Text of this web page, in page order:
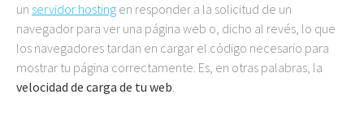
un servidor hosting en responder a la solicitud de un
navegador para ver una página web o, dicho al revés, lo que
los navegadores tardan en cargar el código necesario para
mostrar tu página correctamente. Es, en otras palabras, la
velocidad de carga de tu web.